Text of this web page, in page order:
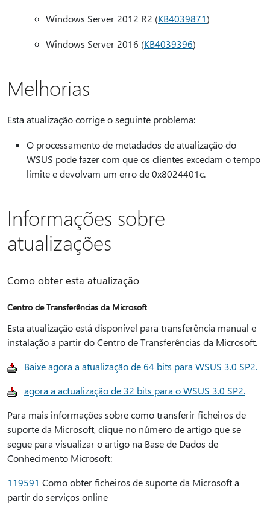
Windows Server 2012 R2 (KB4039871)
Windows Server 2016 (KB4039396)
Melhorias
Esta atualização corrige o seguinte problema:
O processamento de metadados de atualização do
WSUS pode fazer com que os clientes excedam o tempo
limite e devolvam um erro de 0x8024401c.
Informações sobre
atualizações
Como obter esta atualização
Centro de Transferências da Microsoft
Esta atualização está disponível para transferência manual e
instalação a partir do Centro de Transferências da Microsoft.
Baixe agora a atualização de 64 bits para WSUS 3.0 SP2.
agora a actualização de 32 bits para o WSUS 3.0 SP2.
Para mais informações sobre como transferir ficheiros de
suporte da Microsoft, clique no número de artigo que se
segue para visualizar o artigo na Base de Dados de
Conhecimento Microsoft:
119591 Como obter ficheiros de suporte da Microsoft a
partir do serviços online